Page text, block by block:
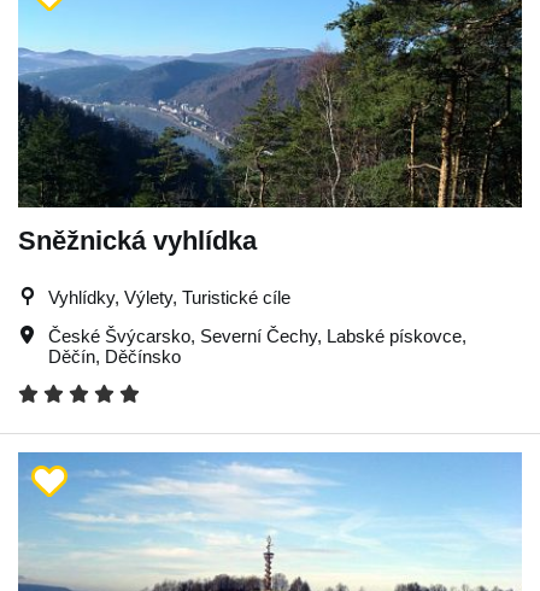
Sněžnická vyhlídka
Vyhlídky, Výlety, Turistické cíle
České Švýcarsko, Severní Čechy, Labské pískovce,
Děčín, Děčínsko